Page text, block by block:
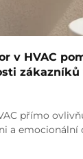
v HVAC
zákazníků
přímo
a emocionální